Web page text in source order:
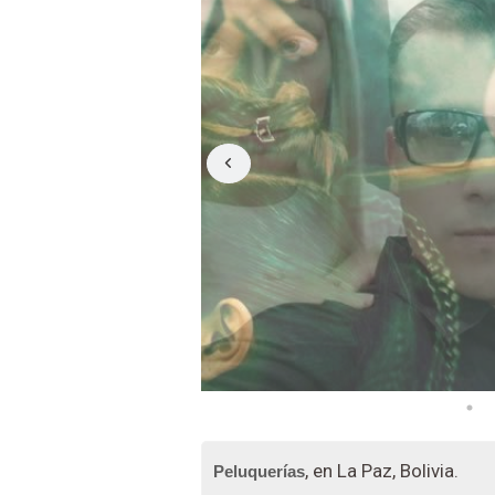
Peluquerías, en La Paz, Bolivia.